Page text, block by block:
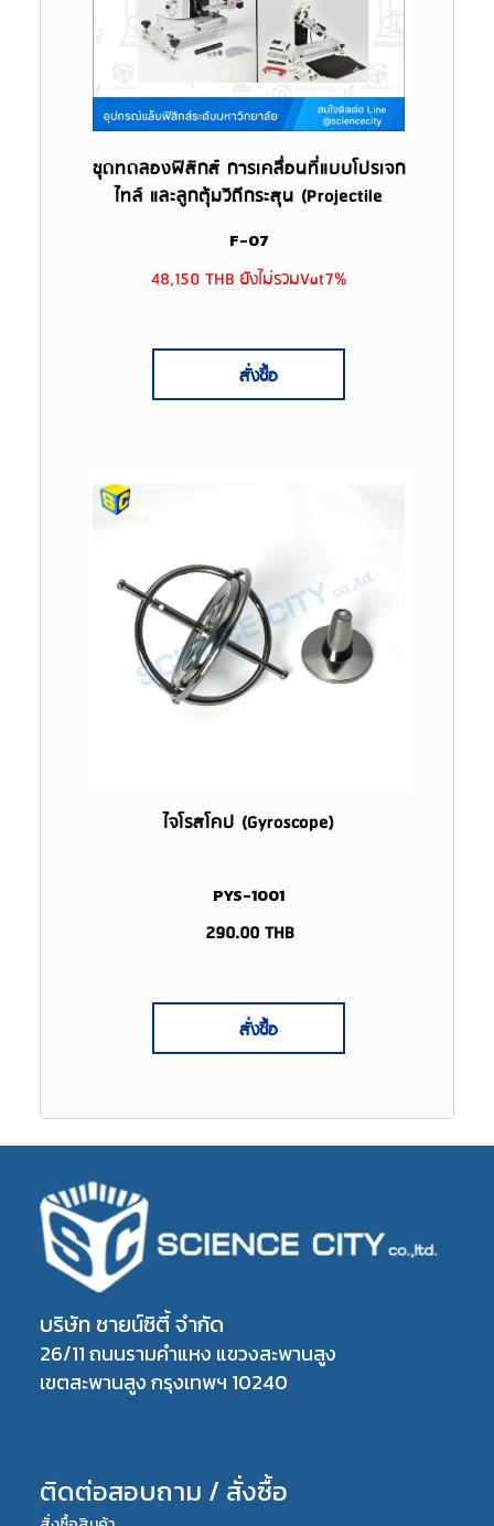
ชุดทดลองฟิสิกส์ การเคลื่อนที่แบบโปรเจก
ไทล์ และลูกตุ้มวิถีกระสุน (Projectile
F-07
48,150 THB ยังไม่รวมVat7%
สั่งซื้อ
ไจโรสโคป (Gyroscope)
PYS-1001
290.00 THB
สั่งซื้อ
บริษัท ซายน์ซิตี้ จำกัด
26/11 ถนนรามคำแหง แขวงสะพานสูง
เขตสะพานสูง กรุงเทพฯ 10240
ติดต่อสอบถาม / สั่งซื้อ